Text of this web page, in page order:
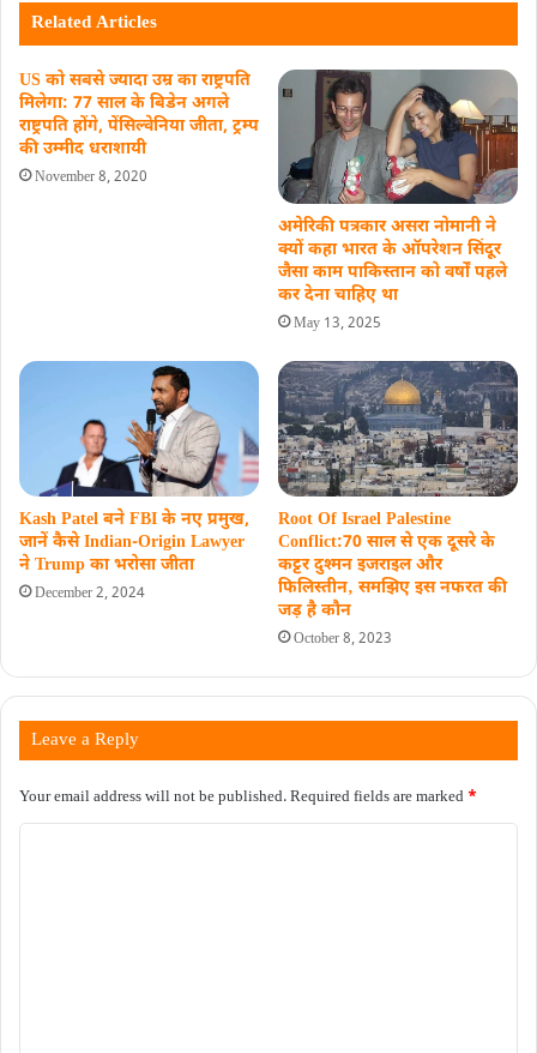
Related Articles
US को सबसे ज्यादा उम्र का राष्ट्रपति
मिलेगा: 77 साल के बिडेन अगले
राष्ट्रपति होंगे, पेंसिल्वेनिया जीता, ट्रम्प
की उम्मीद धराशायी
November 8, 2020
अमेरिकी पत्रकार असरा नोमानी ने
क्‍यों कहा भारत के ऑपरेशन सिंदूर
जैसा काम पाकिस्तान को वर्षों पहले
कर देना चाहिए था
May 13, 2025
Kash Patel बने FBI के नए प्रमुख,
जानें कैसे Indian-Origin Lawyer
ने Trump का भरोसा जीता
December 2, 2024
Root Of Israel Palestine
Conflict:70 साल से एक दूसरे के
कट्टर दुश्मन इजराइल और
फिलिस्तीन‚ समझिए इस नफरत की
जड़ है कौन
October 8, 2023
Leave a Reply
Your email address will not be published.Required fields are marked *